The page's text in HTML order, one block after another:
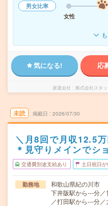
男女比率
女性
気になる! 応
派遣会社 株式会社スタ
未読 掲載日 2026/07/30
＼月8回で月収12.5
＊見守りメインでシ
交通費別途支給あり 土日祝日が
勤務地
和歌山県紀の川市
下井阪駅から---分
／打田駅から---分